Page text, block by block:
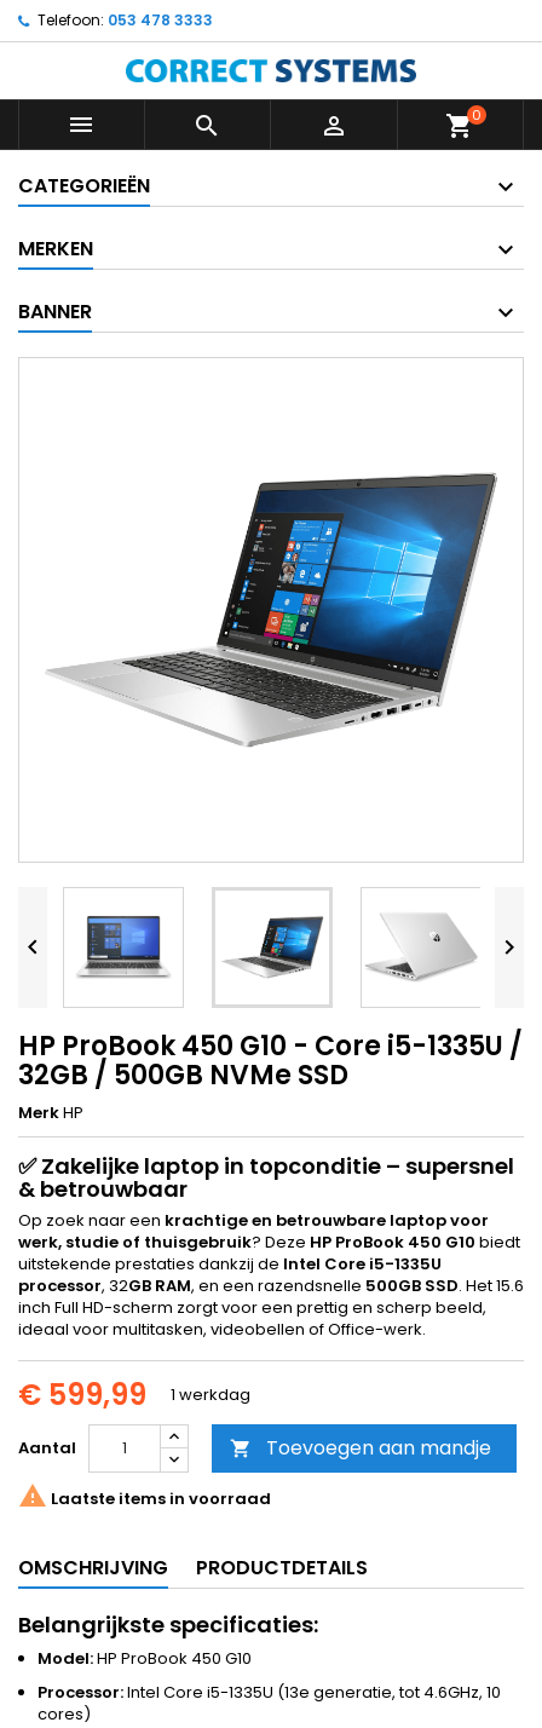
Telefoon: 053 478 3333
   shopping_cart0
CATEGORIEËN
MERKEN
BANNER
 
HP ProBook 450 G10 - Core i5-1335U /
32GB / 500GB NVMe SSD
MerkHP
✅ Zakelijke laptop in topconditie – supersnel
& betrouwbaar
Op zoek naar een krachtige en betrouwbare laptop voor
werk, studie of thuisgebruik? Deze HP ProBook 450 G10 biedt
uitstekende prestaties dankzij de Intel Core i5-1335U
processor, 32GB RAM, en een razendsnelle 500GB SSD. Het 15.6
inch Full HD-scherm zorgt voor een prettig en scherp beeld,
ideaal voor multitasken, videobellen of Office-werk.
€ 599,99 1 werkdag
Aantal  Toevoegen aan mandje
 Laatste items in voorraad
OMSCHRIJVING PRODUCTDETAILS
Belangrijkste specificaties:
Model:HP ProBook 450 G10
Processor:Intel Core i5-1335U (13e generatie, tot 4.6GHz, 10
cores)